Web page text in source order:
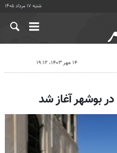
شنبه ۱۷ مرداد ۱۴۰۵
۱۴ مهر ۱۴۰۳، ۱۹:۱۲
بوشهر آغاز شد